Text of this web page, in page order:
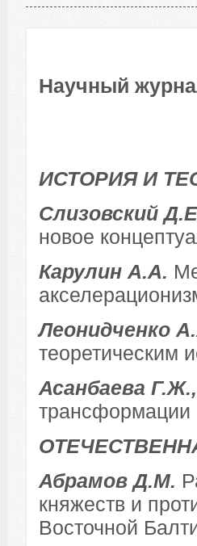
Научный
ИСТОРИЯ И
Слизовский
новое
Карулин А.А.
Леонидченко
теоретическим
Асанбаева
трансформации
Абрамов Д.М.
княжеств и
Восточной